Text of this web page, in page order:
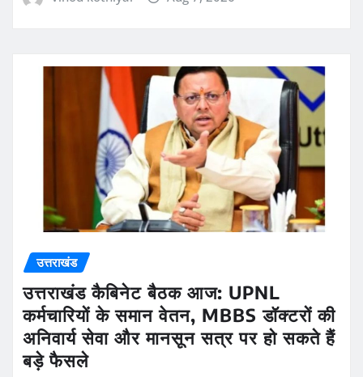
उत्तराखंड
उत्तराखंड कैबिनेट बैठक आज: UPNL
कर्मचारियों के समान वेतन, MBBS डॉक्टरों की
अनिवार्य सेवा और मानसून सत्र पर हो सकते हैं
बड़े फैसले